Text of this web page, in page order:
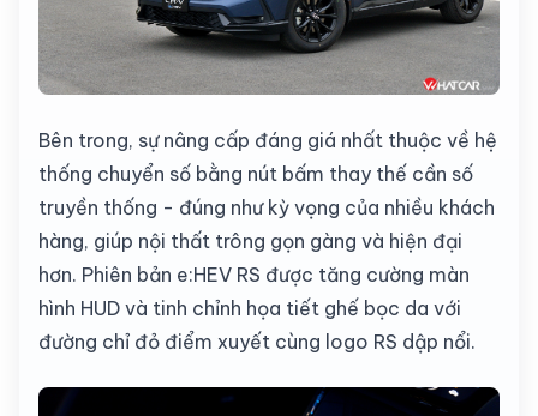
Bên trong, sự nâng cấp đáng giá nhất thuộc về hệ
thống chuyển số bằng nút bấm thay thế cần số
truyền thống - đúng như kỳ vọng của nhiều khách
hàng, giúp nội thất trông gọn gàng và hiện đại
hơn. Phiên bản e:HEV RS được tăng cường màn
hình HUD và tinh chỉnh họa tiết ghế bọc da với
đường chỉ đỏ điểm xuyết cùng logo RS dập nổi.